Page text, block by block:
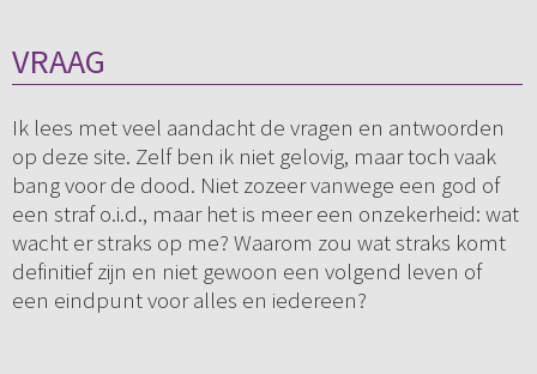
VRAAG
Ik lees met veel aandacht de vragen en antwoorden
op deze site. Zelf ben ik niet gelovig, maar toch vaak
bang voor de dood. Niet zozeer vanwege een god of
een straf o.i.d., maar het is meer een onzekerheid: wat
wacht er straks op me? Waarom zou wat straks komt
definitief zijn en niet gewoon een volgend leven of
een eindpunt voor alles en iedereen?